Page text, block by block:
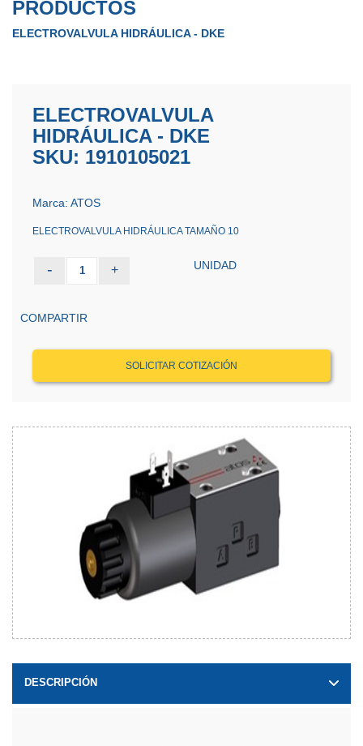
PRODUCTOS
ELECTROVALVULA HIDRÁULICA - DKE
ELECTROVALVULA
HIDRÁULICA - DKE
SKU: 1910105021
Marca: ATOS
ELECTROVALVULA HIDRÁULICA TAMAÑO 10
- 1 + UNIDAD
COMPARTIR
SOLICITAR COTIZACIÓN
DESCRIPCIÓN